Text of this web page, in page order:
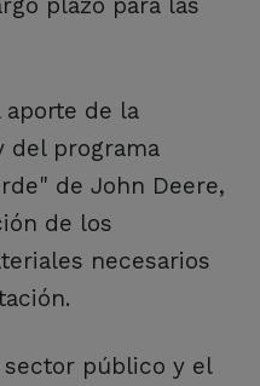
plazo para las
de la
del programa
de John Deere,
de los
necesarios
público y el